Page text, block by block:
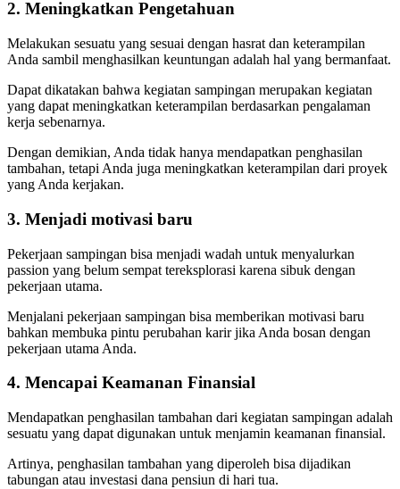
2. Meningkatkan Pengetahuan
Melakukan sesuatu yang sesuai dengan hasrat dan keterampilan
Anda sambil menghasilkan keuntungan adalah hal yang bermanfaat.
Dapat dikatakan bahwa kegiatan sampingan merupakan kegiatan
yang dapat meningkatkan keterampilan berdasarkan pengalaman
kerja sebenarnya.
Dengan demikian, Anda tidak hanya mendapatkan penghasilan
tambahan, tetapi Anda juga meningkatkan keterampilan dari proyek
yang Anda kerjakan.
3. Menjadi motivasi baru
Pekerjaan sampingan bisa menjadi wadah untuk menyalurkan
passion yang belum sempat tereksplorasi karena sibuk dengan
pekerjaan utama.
Menjalani pekerjaan sampingan bisa memberikan motivasi baru
bahkan membuka pintu perubahan karir jika Anda bosan dengan
pekerjaan utama Anda.
4. Mencapai Keamanan Finansial
Mendapatkan penghasilan tambahan dari kegiatan sampingan adalah
sesuatu yang dapat digunakan untuk menjamin keamanan finansial.
Artinya, penghasilan tambahan yang diperoleh bisa dijadikan
tabungan atau investasi dana pensiun di hari tua.